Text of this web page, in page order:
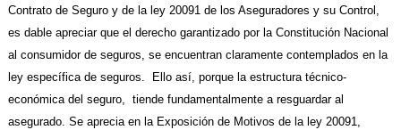
Contrato de Seguro y de la ley 20091 de los Aseguradores y su Control,
es dable apreciar que el derecho garantizado por la Constitución Nacional
al consumidor de seguros, se encuentran claramente contemplados en la
ley específica de seguros. Ello así, porque la estructura técnico-
económica del seguro, tiende fundamentalmente a resguardar al
asegurado. Se aprecia en la Exposición de Motivos de la ley 20091,